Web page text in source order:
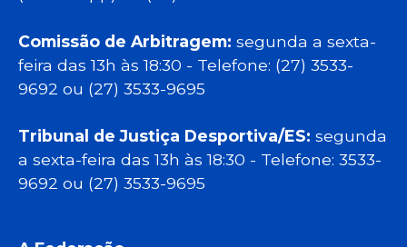
Comissão de Arbitragem: segunda a sexta-
feira das 13h às 18:30 - Telefone: (27) 3533-
9692 ou (27) 3533-9695
Tribunal de Justiça Desportiva/ES: segunda
a sexta-feira das 13h às 18:30 - Telefone: 3533-
9692 ou (27) 3533-9695